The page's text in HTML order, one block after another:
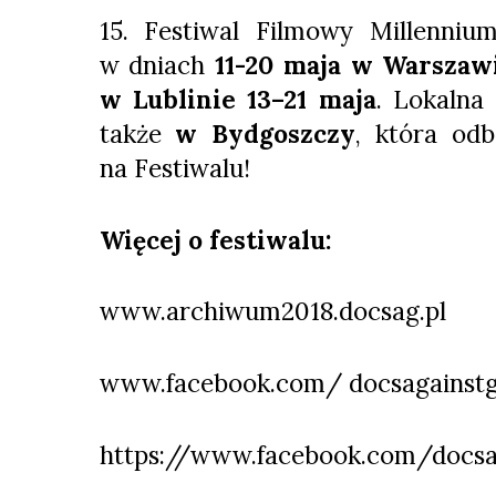
15. Festiwal Filmowy
w dniach11-20 maja w
w Lublinie 13–21 maja. Lokalna
także w Bydgoszczy, która
na Festiwalu!
Więcej o festiwalu:
www.archiwum2018.docsag.pl
www.facebook.com/
https://www.facebook.com/